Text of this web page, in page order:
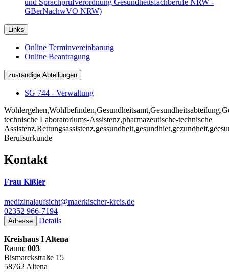
GBerNachwVO NRW)
Links
Online Terminvereinbarung
Online Beantragung
zuständige Abteilungen
SG 744 - Verwaltung
technische Laboratoriums-Assistenz,pharmazeutische-technische
Berufsurkunde
Kontakt
Frau Kißler
medizinalaufsicht@maerkischer-kreis.de
02352 966-7194
Adresse Details
Kreishaus I Altena
Raum: 003
Bismarckstraße 15
58762 Altena